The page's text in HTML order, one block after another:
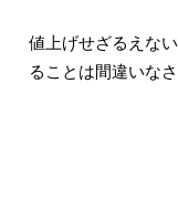
値上げせざるえな
ることは間違いな